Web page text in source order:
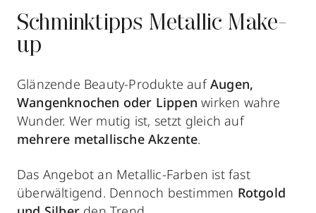
Schminktipps Metallic Make-
up
Glänzende Beauty-Produkte aufAugen,
Wangenknochen oder Lippenwirken wahre
Wunder. Wer mutig ist, setzt gleich auf
mehrere metallische Akzente.
Das Angebot an Metallic-Farben ist fast
überwältigend. Dennoch bestimmen Rotgold